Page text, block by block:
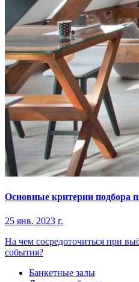
Основные критерии подбора
25 янв. 2023 г.
На чем сосредоточиться при
события?
Банкетные залы